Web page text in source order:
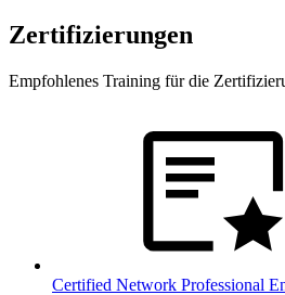
Zertifizierungen
Empfohlenes Training für die
Certified Network Professional